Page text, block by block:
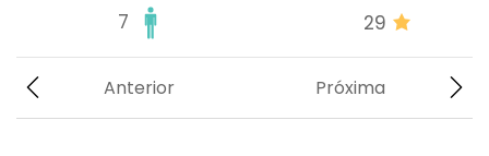
7 29
Próxima
Anterior